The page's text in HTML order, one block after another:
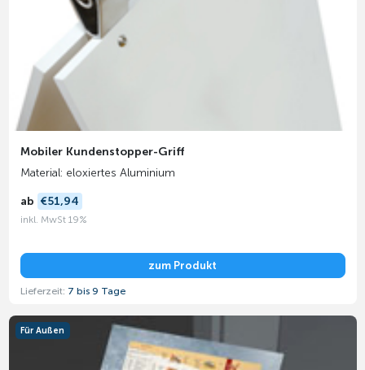
Mobiler Kundenstopper-Griff
Material: eloxiertes Aluminium
ab €51,94
inkl. MwSt 19%
zum Produkt
Lieferzeit: 7 bis 9 Tage
Für Außen